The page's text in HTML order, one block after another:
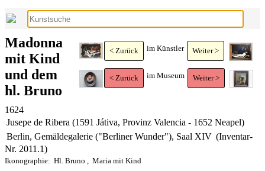
< Zurück im Künstler Weiter >
< Zurück im Museum Weiter >
Madonna
mit Kind
und dem
hl. Bruno
1624
Jusepe de Ribera (1591 Játiva, Provinz Valencia - 1652 Neapel)
Berlin, Gemäldegalerie ("Berliner Wunder"), Saal XIV (Inventar-
Nr. 2011.1)
Ikonographie: Hl. Bruno , Maria mit Kind